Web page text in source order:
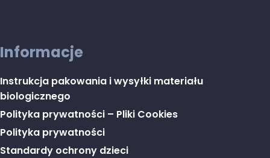
Informacje
Instrukcja pakowania i wysyłki materiału
biologicznego
Polityka prywatności – Pliki Cookies
Polityka prywatności
Standardy ochrony dzieci